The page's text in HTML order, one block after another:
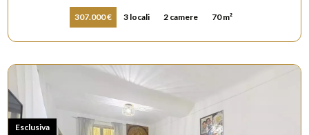
307.000 € 3 locali 2 camere 70 m²
Esclusiva